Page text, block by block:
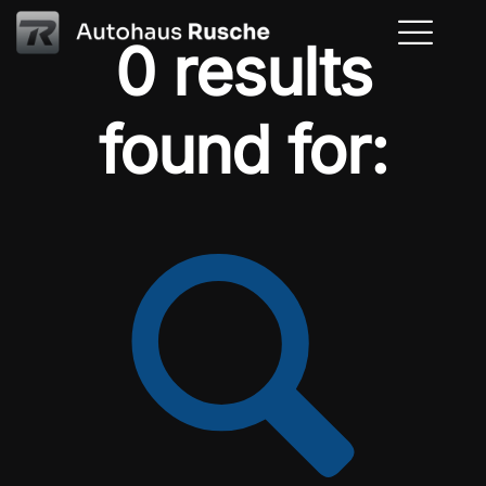
0 results
found for: